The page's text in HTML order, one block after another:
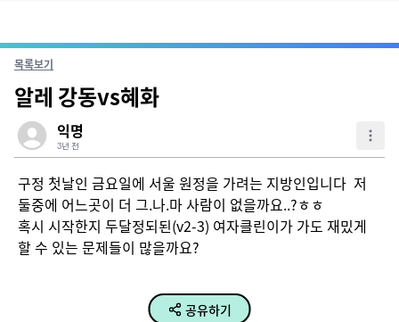
목록보기
알레 강동vs혜화
익명
3년 전
구정 첫날인 금요일에 서울 원정을 가려는 지방인입니다  저
둘중에 어느곳이 더 그.나.마 사람이 없을까요..?ㅎㅎ
혹시 시작한지 두달정되된(v2-3) 여자클린이가 가도 재밌게
할 수 있는 문제들이 많을까요?
공유하기